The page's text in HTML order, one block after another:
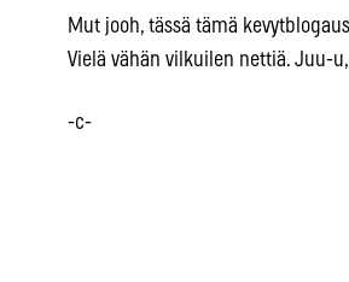
Mut jooh, tässä tämä
Vielä vähän vilkuilen nettiä. Juu-
-c-